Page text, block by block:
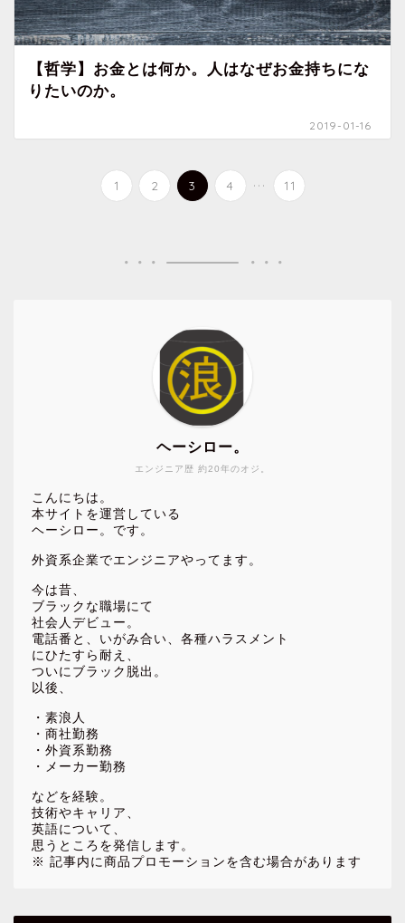
【哲学】お金とは何か。人はなぜお金持ちにな
りたいのか。
2019-01-16
1 2 3 4 ... 11
エンジニア歴 約20年のオジ。
ヘーシロー。
こんにちは。
本サイトを運営している
ヘーシロー。です。
外資系企業でエンジニアやってます。
今は昔、
ブラックな職場にて
社会人デビュー。
電話番と、いがみ合い、各種ハラスメント
にひたすら耐え、
ついにブラック脱出。
以後、
・素浪人
・商社勤務
・外資系勤務
・メーカー勤務
などを経験。
技術やキャリア、
英語について、
思うところを発信します。
※ 記事内に商品プロモーションを含む場合があります